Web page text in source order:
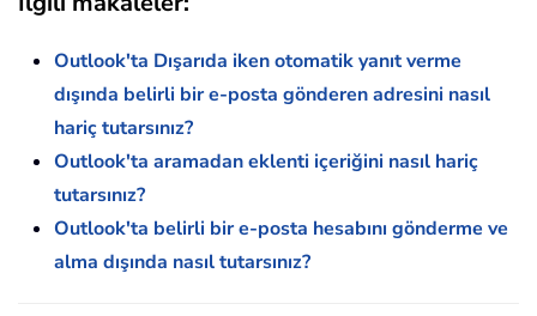
Outlook'ta Dışarıda iken otomatik yanıt verme
dışında belirli bir e-posta gönderen adresini nasıl
hariç tutarsınız?
Outlook'ta aramadan eklenti içeriğini nasıl hariç
tutarsınız?
Outlook'ta belirli bir e-posta hesabını gönderme ve
alma dışında nasıl tutarsınız?